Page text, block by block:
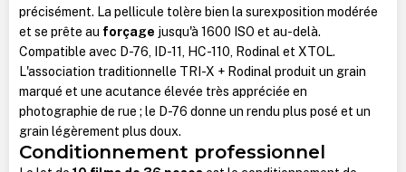
précisément. La pellicule tolère bien la surexposition modérée
et se prête au forçage jusqu'à 1600 ISO et au-delà.
Compatible avec D-76, ID-11, HC-110, Rodinal et XTOL.
L'association traditionnelle TRI-X + Rodinal produit un grain
marqué et une acutance élevée très appréciée en
photographie de rue ; le D-76 donne un rendu plus posé et un
grain légèrement plus doux.
Conditionnement professionnel